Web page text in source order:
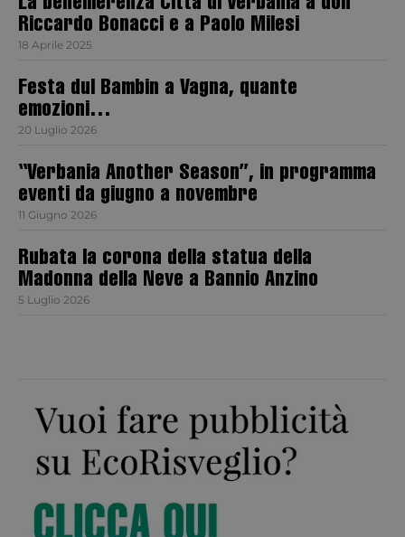
Riccardo Bonacci e a Paolo Milesi
18 Aprile 2025
Festa dul Bambin a Vagna, quante
emozioni…
20 Luglio 2026
“Verbania Another Season”, in programma
eventi da giugno a novembre
11 Giugno 2026
Rubata la corona della statua della
Madonna della Neve a Bannio Anzino
5 Luglio 2026